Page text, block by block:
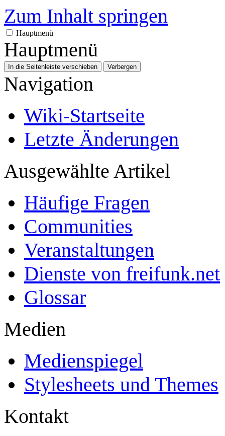
Zum Inhalt springen
Hauptmenü
Hauptmenü
In die Seitenleiste verschieben Verbergen
Navigation
Wiki-Startseite
Letzte Änderungen
Ausgewählte Artikel
Häufige Fragen
Communities
Veranstaltungen
Dienste von freifunk.net
Glossar
Medien
Medienspiegel
Stylesheets und Themes
Kontakt